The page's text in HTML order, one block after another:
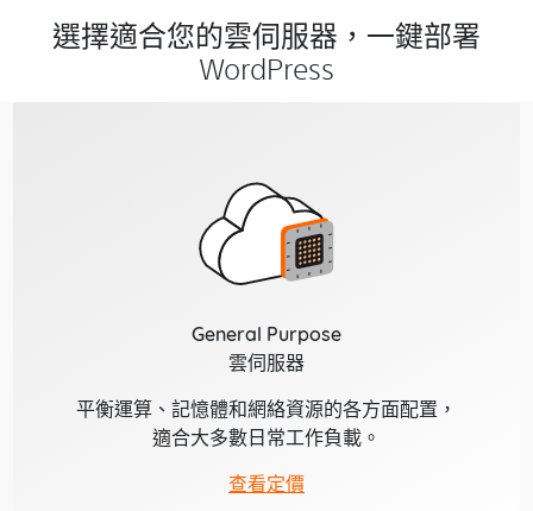
選擇適合您的雲伺服器，一鍵部署
WordPress
General Purpose
雲伺服器
平衡運算、記憶體和網絡資源的各方面配置，
適合大多數日常工作負載。
查看定價